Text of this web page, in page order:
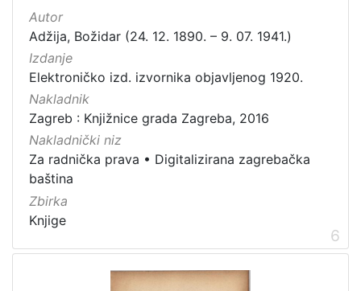
Autor
Adžija, Božidar (24. 12. 1890. – 9. 07. 1941.)
Izdanje
Elektroničko izd. izvornika objavljenog 1920.
Nakladnik
Zagreb : Knjižnice grada Zagreba, 2016
Nakladnički niz
Za radnička prava • Digitalizirana zagrebačka
baština
Zbirka
Knjige
6